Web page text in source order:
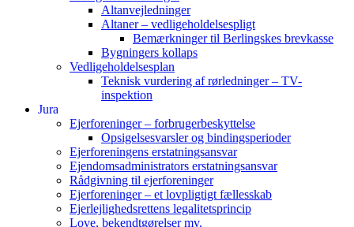
Altanvejledninger
Altaner – vedligeholdelsespligt
Bemærkninger til Berlingskes brevkasse
Bygningers kollaps
Vedligeholdelsesplan
Teknisk vurdering af rørledninger – TV-
inspektion
Jura
Ejerforeninger – forbrugerbeskyttelse
Opsigelsesvarsler og bindingsperioder
Ejerforeningens erstatningsansvar
Ejendomsadministrators erstatningsansvar
Rådgivning til ejerforeninger
Ejerforeninger – et lovpligtigt fællesskab
Ejerlejlighedsrettens legalitetsprincip
Love, bekendtgørelser mv.